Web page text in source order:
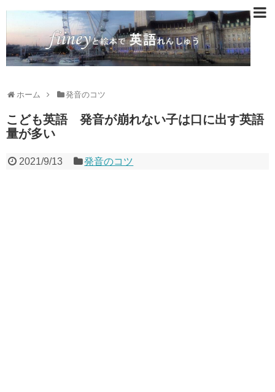
ホーム 発音のコツ
こども英語 発音が崩れない子は口に出す英語
量が多い
2021/9/13 発音のコツ